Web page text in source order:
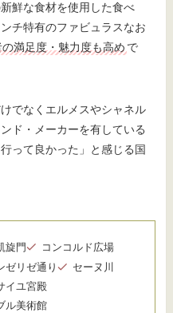
鮮な食材を使用した食べ
チ特有のファビュラスなお
満足度・魅力度も高め で
でなくエルメスやシャネル
ド・メーカーを有している
って良かった」と感じる国
旋門
コンコルド広場
ゼリゼ通り
セーヌ川
イユ宮殿
ル美術館